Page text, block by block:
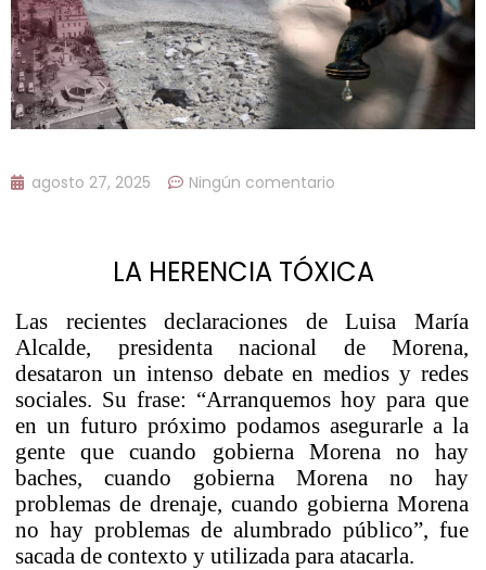
agosto 27, 2025 Ningún comentario
LA HERENCIA TÓXICA
Las recientes declaraciones de Luisa María
Alcalde, presidenta nacional de Morena,
desataron un intenso debate en medios y redes
sociales. Su frase: “Arranquemos hoy para que
en un futuro próximo podamos asegurarle a la
gente que cuando gobierna Morena no hay
baches, cuando gobierna Morena no hay
problemas de drenaje, cuando gobierna Morena
no hay problemas de alumbrado público”, fue
sacada de contexto y utilizada para atacarla.